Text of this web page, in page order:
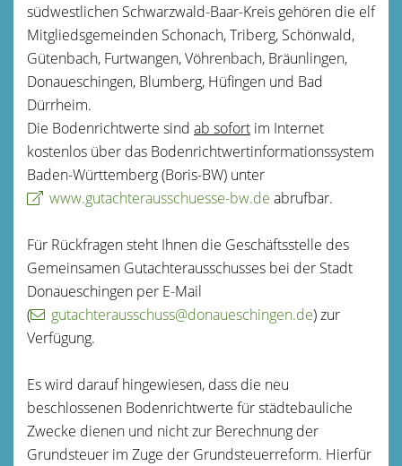
südwestlichen Schwarzwald-Baar-Kreis gehören die elf
Mitgliedsgemeinden Schonach, Triberg, Schönwald,
Gütenbach, Furtwangen, Vöhrenbach, Bräunlingen,
Donaueschingen, Blumberg, Hüfingen und Bad
Dürrheim.
Die Bodenrichtwerte sind ab sofort im Internet
kostenlos über das Bodenrichtwertinformationssystem
Baden-Württemberg (Boris-BW) unter
www.gutachterausschuesse-bw.de abrufbar.
Für Rückfragen steht Ihnen die Geschäftsstelle des
Gemeinsamen Gutachterausschusses bei der Stadt
Donaueschingen per E-Mail
(
gutachterausschuss@donaueschingen.de) zur
Verfügung.
Es wird darauf hingewiesen, dass die neu
beschlossenen Bodenrichtwerte für städtebauliche
Zwecke dienen und nicht zur Berechnung der
Grundsteuer im Zuge der Grundsteuerreform. Hierfür